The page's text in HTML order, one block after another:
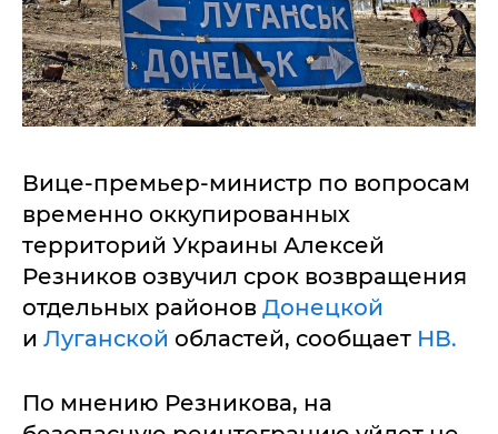
Вице-премьер-министр по вопросам
временно оккупированных
территорий Украины Алексей
Резников озвучил срок возвращения
отдельных районов Донецкой
и Луганской областей, сообщает НВ.
По мнению Резникова, на